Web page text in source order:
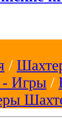
/
Игры /